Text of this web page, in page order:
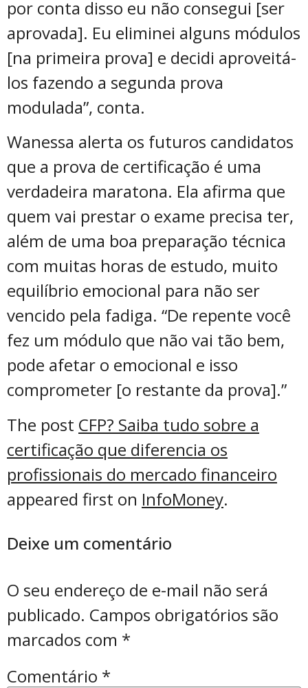
por conta disso eu não consegui [ser
aprovada]. Eu eliminei alguns módulos
[na primeira prova] e decidi aproveitá-
los fazendo a segunda prova
modulada”, conta.
Wanessa alerta os futuros candidatos
que a prova de certificação é uma
verdadeira maratona. Ela afirma que
quem vai prestar o exame precisa ter,
além de uma boa preparação técnica
com muitas horas de estudo, muito
equilíbrio emocional para não ser
vencido pela fadiga. “De repente você
fez um módulo que não vai tão bem,
pode afetar o emocional e isso
comprometer [o restante da prova].”
The post CFP? Saiba tudo sobre a
certificação que diferencia os
profissionais do mercado financeiro
appeared first on InfoMoney.
Deixe um comentário
O seu endereço de e-mail não será
publicado. Campos obrigatórios são
marcados com *
Comentário *